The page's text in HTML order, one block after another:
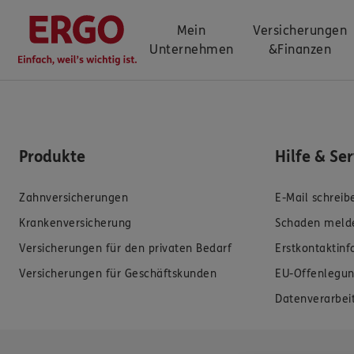
Mein
Unternehmen
Versicherungen
&Finanzen
Produkte
Zahnversicherungen
Krankenversicherung
Versicherungen für den privaten Bedarf
Versicherungen für Geschäftskunden
Hilfe &
E-Mail
Schaden
EU-